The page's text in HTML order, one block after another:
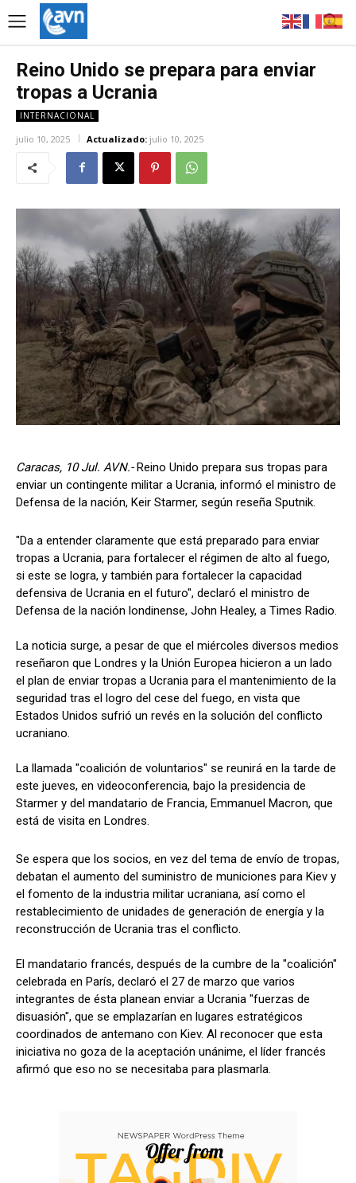
Reino Unido se prepara para enviar
tropas a Ucrania
INTERNACIONAL
julio 10, 2025 Actualizado: julio 10, 2025
Caracas, 10 Jul. AVN.-Reino Unido prepara sus tropas para
enviar un contingente militar a Ucrania, informó el ministro de
Defensa de la nación, Keir Starmer, según reseña Sputnik.
"Da a entender claramente que está preparado para enviar
tropas a Ucrania, para fortalecer el régimen de alto al fuego,
si este se logra, y también para fortalecer la capacidad
defensiva de Ucrania en el futuro", declaró el ministro de
Defensa de la nación londinense, John Healey, a Times Radio.
La noticia surge, a pesar de que el miércoles diversos medios
reseñaron que Londres y la Unión Europea hicieron a un lado
el plan de enviar tropas a Ucrania para el mantenimiento de la
seguridad tras el logro del cese del fuego, en vista que
Estados Unidos sufrió un revés en la solución del conflicto
ucraniano.
La llamada "coalición de voluntarios" se reunirá en la tarde de
este jueves, en videoconferencia, bajo la presidencia de
Starmer y del mandatario de Francia, Emmanuel Macron, que
está de visita en Londres.
Se espera que los socios, en vez del tema de envío de tropas,
debatan el aumento del suministro de municiones para Kiev y
el fomento de la industria militar ucraniana, así como el
restablecimiento de unidades de generación de energía y la
reconstrucción de Ucrania tras el conflicto.
El mandatario francés, después de la cumbre de la "coalición"
celebrada en París, declaró el 27 de marzo que varios
integrantes de ésta planean enviar a Ucrania "fuerzas de
disuasión", que se emplazarían en lugares estratégicos
coordinados de antemano con Kiev. Al reconocer que esta
iniciativa no goza de la aceptación unánime, el líder francés
afirmó que eso no se necesitaba para plasmarla.